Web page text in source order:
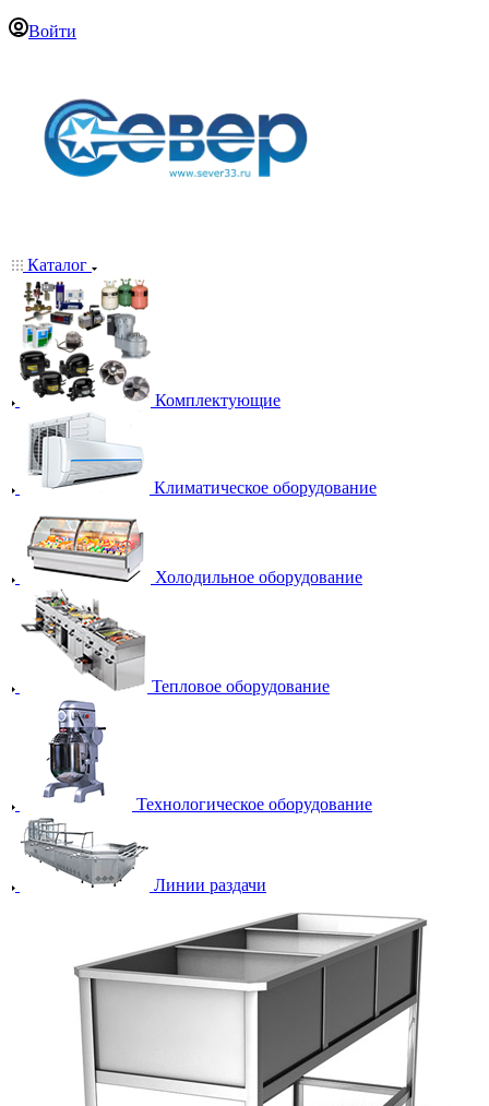
Войти
Каталог
Комплектующие
Климатическое оборудование
Холодильное оборудование
Тепловое оборудование
Технологическое оборудование
Линии раздачи